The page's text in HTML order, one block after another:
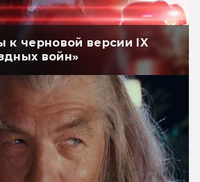
к черновой версии IX
войн»